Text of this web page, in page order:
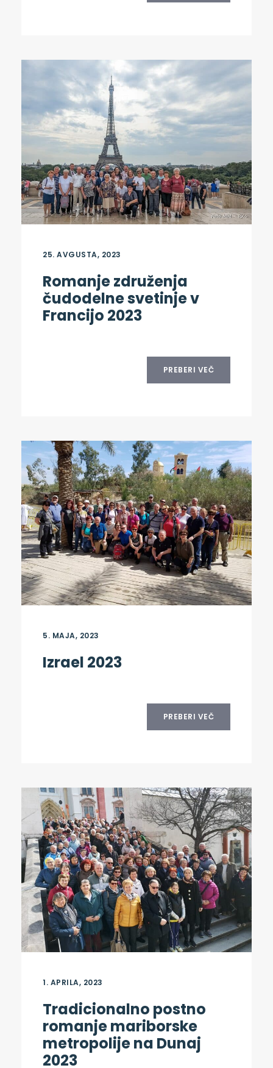
25. AVGUSTA, 2023
Romanje združenja
čudodelne svetinje v
Francijo 2023
PREBERI VEČ
5. MAJA, 2023
Izrael 2023
PREBERI VEČ
1. APRILA, 2023
Tradicionalno postno
romanje mariborske
metropolije na Dunaj
2023